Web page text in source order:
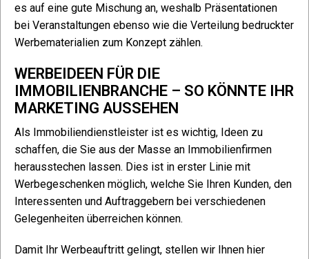
es auf eine gute Mischung an, weshalb Präsentationen
bei Veranstaltungen ebenso wie die Verteilung bedruckter
Werbematerialien zum Konzept zählen.
WERBEIDEEN FÜR DIE
IMMOBILIENBRANCHE – SO KÖNNTE IHR
MARKETING AUSSEHEN
Als Immobiliendienstleister ist es wichtig, Ideen zu
schaffen, die Sie aus der Masse an Immobilienfirmen
herausstechen lassen. Dies ist in erster Linie mit
Werbegeschenken möglich, welche Sie Ihren Kunden, den
Interessenten und Auftraggebern bei verschiedenen
Gelegenheiten überreichen können.
Damit Ihr Werbeauftritt gelingt, stellen wir Ihnen hier